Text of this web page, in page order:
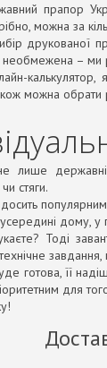
прапор
можна за
друкованої
необмежена –
можна обрати
лише
стяги.
досить
дому, у
Тоді
готова, її
для